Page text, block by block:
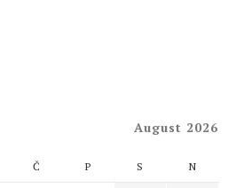
August 2026
Č P S N